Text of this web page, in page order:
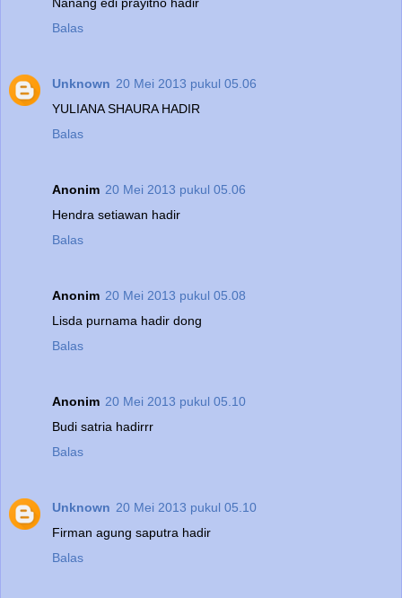
Nanang edi prayitno hadir
Balas
Unknown 20 Mei 2013 pukul 05.06
YULIANA SHAURA HADIR
Balas
Anonim 20 Mei 2013 pukul 05.06
Hendra setiawan hadir
Balas
Anonim 20 Mei 2013 pukul 05.08
Lisda purnama hadir dong
Balas
Anonim 20 Mei 2013 pukul 05.10
Budi satria hadirrr
Balas
Unknown 20 Mei 2013 pukul 05.10
Firman agung saputra hadir
Balas